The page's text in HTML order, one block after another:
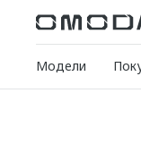
Модели